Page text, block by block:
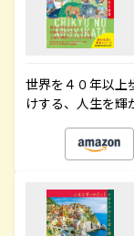
世界を４０年以上
けする、人生を輝